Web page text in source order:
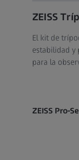
ZEISS
El kit de
estabilidad y
para la
ZEISS Pro-